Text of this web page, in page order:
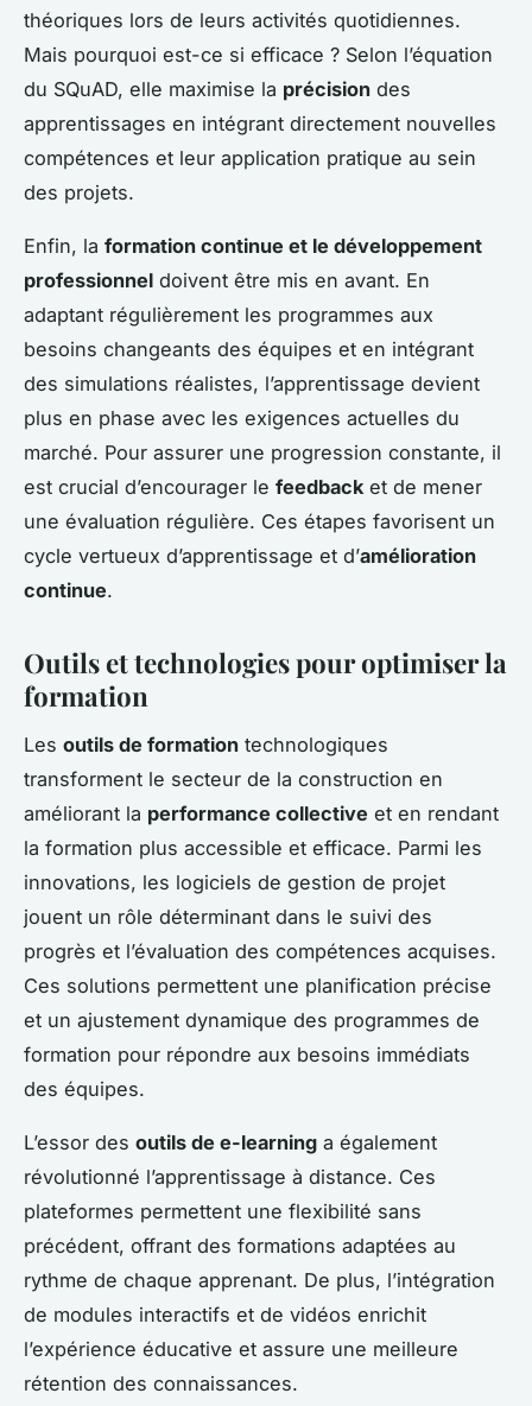
théoriques lors de leurs activités quotidiennes.
Mais pourquoi est-ce si efficace ? Selon l’équation
du SQuAD, elle maximise la précision des
apprentissages en intégrant directement nouvelles
compétences et leur application pratique au sein
des projets.
Enfin, la formation continue et le développement
professionnel doivent être mis en avant. En
adaptant régulièrement les programmes aux
besoins changeants des équipes et en intégrant
des simulations réalistes, l’apprentissage devient
plus en phase avec les exigences actuelles du
marché. Pour assurer une progression constante, il
est crucial d’encourager le feedback et de mener
une évaluation régulière. Ces étapes favorisent un
cycle vertueux d’apprentissage et d’amélioration
continue.
Outils et technologies pour optimiser la
formation
Les outils de formation technologiques
transforment le secteur de la construction en
améliorant la performance collective et en rendant
la formation plus accessible et efficace. Parmi les
innovations, les logiciels de gestion de projet
jouent un rôle déterminant dans le suivi des
progrès et l’évaluation des compétences acquises.
Ces solutions permettent une planification précise
et un ajustement dynamique des programmes de
formation pour répondre aux besoins immédiats
des équipes.
L’essor des outils de e-learning a également
révolutionné l’apprentissage à distance. Ces
plateformes permettent une flexibilité sans
précédent, offrant des formations adaptées au
rythme de chaque apprenant. De plus, l’intégration
de modules interactifs et de vidéos enrichit
l’expérience éducative et assure une meilleure
rétention des connaissances.